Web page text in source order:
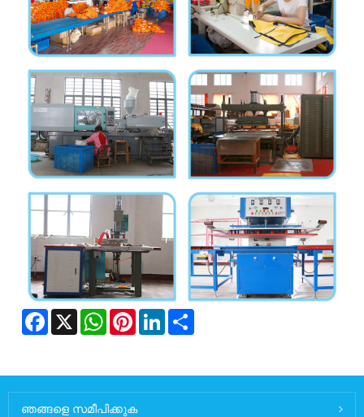
Facebook
X WhatsAppPinterestLinkedIn
ഞങ്ങളെ സമീപിക്കുക